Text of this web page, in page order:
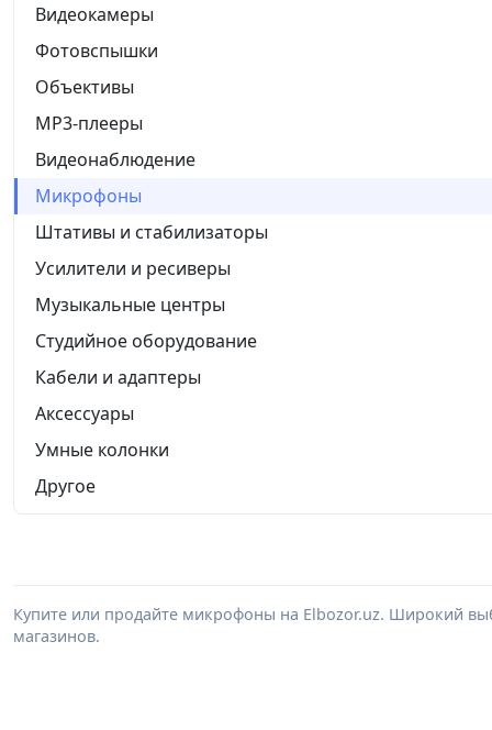
Видеокамеры
Фотовспышки
Объективы
MP3-плееры
Видеонаблюдение
Микрофоны
Штативы и стабилизаторы
Усилители и ресиверы
Музыкальные центры
Студийное оборудование
Кабели и адаптеры
Аксессуары
Умные колонки
Другое
Купите или продайте микрофоны на Elbozor.uz. Широкий
магазинов.